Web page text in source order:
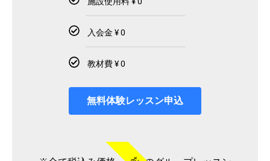
入会金 ¥ 0
教材費 ¥ 0
無料体験レッスン申込